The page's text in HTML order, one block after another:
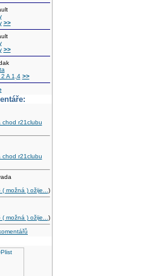
>>
>>
A 1,4 >>
chod r21clubu
chod r21clubu
možná ) ožije... )
možná ) ožije... )